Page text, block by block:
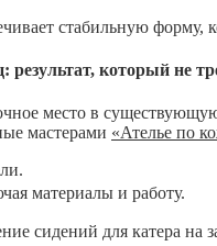
стабильную форму,
который не
место в
мастерами «Ателье по
материалы и работу.
сидений для катера